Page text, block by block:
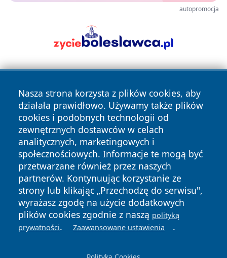
autopromocja
Nasza strona korzysta z plików cookies, aby
działała prawidłowo. Używamy także plików
cookies i podobnych technologii od
zewnętrznych dostawców w celach
analitycznych, marketingowych i
społecznościowych. Informacje te mogą być
przetwarzane również przez naszych
partnerów. Kontynuując korzystanie ze
strony lub klikając „Przechodzę do serwisu",
wyrażasz zgodę na użycie dodatkowych
plików cookies zgodnie z naszą polityką
prywatności. Zaawansowane ustawienia .
Copyright © 2026 echowarszawy.pl Wszystkie prawa
zastrzeżone.
News Autorzy
Polityka
Prywatności
Polityka
Cookies